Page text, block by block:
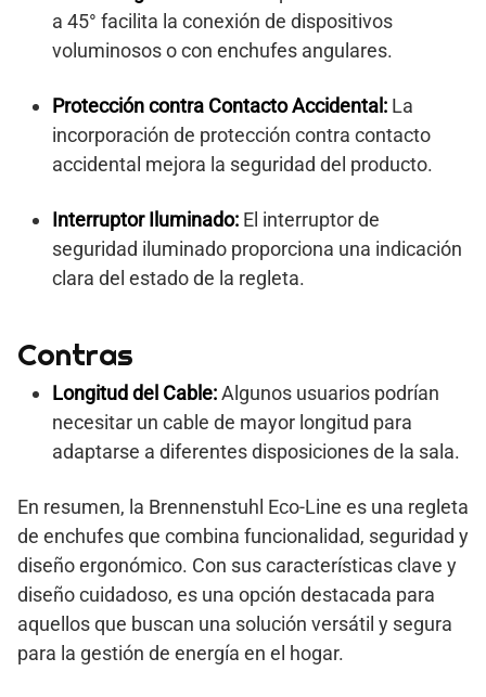
a 45° facilita la conexión de dispositivos
voluminosos o con enchufes angulares.
Protección contra Contacto Accidental: La
incorporación de protección contra contacto
accidental mejora la seguridad del producto.
Interruptor Iluminado: El interruptor de
seguridad iluminado proporciona una indicación
clara del estado de la regleta.
Contras
Longitud del Cable:Algunos usuarios podrían
necesitar un cable de mayor longitud para
adaptarse a diferentes disposiciones de la sala.
En resumen, la Brennenstuhl Eco-Line es una regleta
de enchufes que combina funcionalidad, seguridad y
diseño ergonómico. Con sus características clave y
diseño cuidadoso, es una opción destacada para
aquellos que buscan una solución versátil y segura
para la gestión de energía en el hogar.